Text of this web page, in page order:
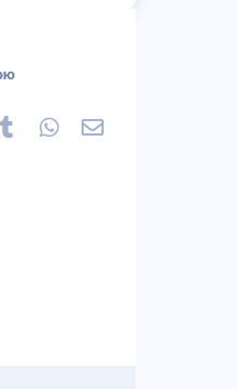
Tumblr WhatsApp